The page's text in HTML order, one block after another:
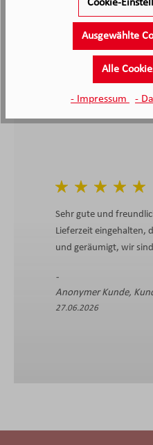
2138 Bewertungen
/5.0
Sehr gute und
Lieferzeit eingehalten,
und geräumigt, wir
Anonymer Kunde,
27.06.2026
Cookie-
Ausgewählte
Alle
- Impressum -